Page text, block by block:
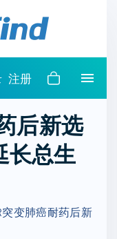
注册
后新选
长总生
突变肺癌耐药后新